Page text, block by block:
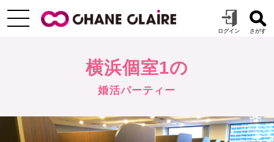
横浜個室1の
婚活パーティー